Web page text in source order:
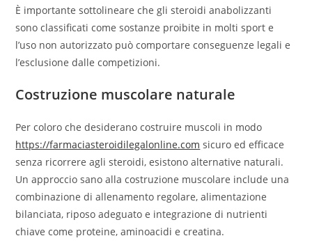
È importante sottolineare che gli steroidi anabolizzanti
sono classificati come sostanze proibite in molti sport e
l’uso non autorizzato può comportare conseguenze legali e
l’esclusione dalle competizioni.
Costruzione muscolare naturale
Per coloro che desiderano costruire muscoli in modo
https://farmaciasteroidilegalonline.com sicuro ed efficace
senza ricorrere agli steroidi, esistono alternative naturali.
Un approccio sano alla costruzione muscolare include una
combinazione di allenamento regolare, alimentazione
bilanciata, riposo adeguato e integrazione di nutrienti
chiave come proteine, aminoacidi e creatina.